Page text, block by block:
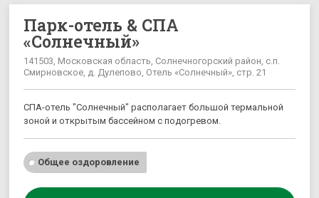
Парк-отель & СПА
«Солнечный»
141503, Московская область, Солнечногорский район, с.п.
Смирновское, д. Дулепово, Отель «Солнечный», стр. 21
СПА-отель "Солнечный" располагает большой термальной
зоной и открытым бассейном с подогревом.
Общее оздоровление